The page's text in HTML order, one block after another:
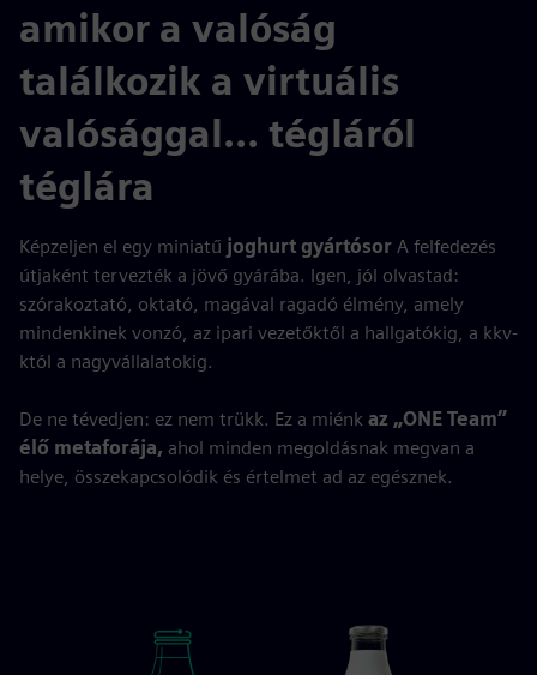
amikor a valóság
találkozik a virtuális
valósággal... tégláról
téglára
Képzeljen el egy miniatű joghurt gyártósor A felfedezés
útjaként tervezték a jövő gyárába. Igen, jól olvastad:
szórakoztató, oktató, magával ragadó élmény, amely
mindenkinek vonzó, az ipari vezetőktől a hallgatókig, a kkv-
któl a nagyvállalatokig.
De ne tévedjen: ez nem trükk. Ez a miénk az „ONE Team”
élő metaforája, ahol minden megoldásnak megvan a
helye, összekapcsolódik és értelmet ad az egésznek.